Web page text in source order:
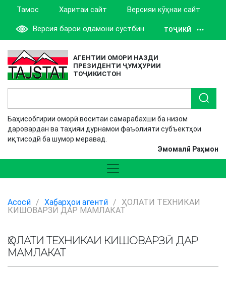
Тамос Харитаи сайт Версияи кӯҳнаи сайт
Версия барои одамони сустбин ТОҶИКӢ
АГЕНТИИ ОМОРИ НАЗДИ
ПРЕЗИДЕНТИ ҶУМҲУРИИ
ТОҶИКИСТОН
Баҳисобгирии оморӣ воситаи самарабахши ба низом
даровардан ва таҳияи дурнамои фаъолияти субъектҳои
иқтисодӣ ба шумор меравад.
Эмомалӣ Раҳмон
Асосӣ / Хабарҳои агентӣ /
ҲОЛАТИ ТЕХНИКАИ
КИШОВАРЗӢ ДАР МАМЛАКАТ
ҲОЛАТИ ТЕХНИКАИ КИШОВАРЗӢ ДАР
МАМЛАКАТ